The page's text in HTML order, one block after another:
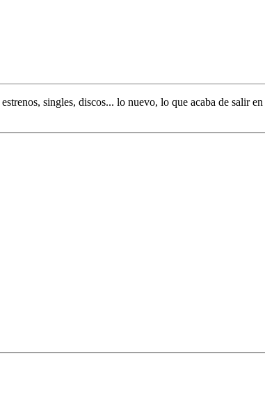
estrenos, singles, discos... lo nuevo, lo que acaba de salir en